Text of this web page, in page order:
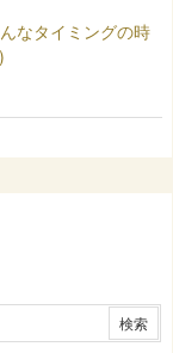
なタイミングの時